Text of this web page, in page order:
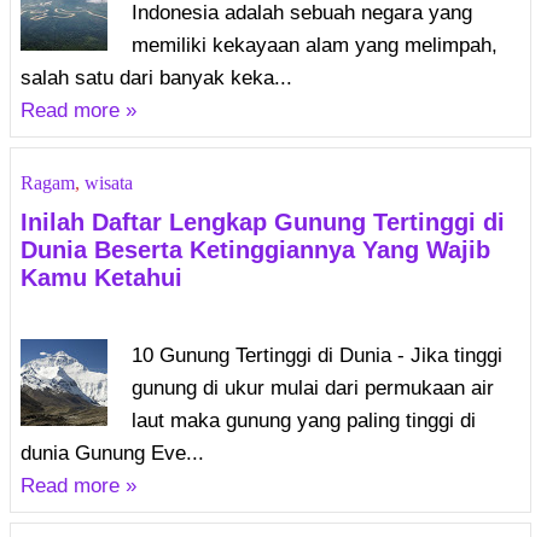
Indonesia adalah sebuah negara yang
memiliki kekayaan alam yang melimpah,
salah satu dari banyak keka...
Read more »
Ragam, wisata
Inilah Daftar Lengkap Gunung Tertinggi di
Dunia Beserta Ketinggiannya Yang Wajib
Kamu Ketahui
10 Gunung Tertinggi di Dunia - Jika tinggi
gunung di ukur mulai dari permukaan air
laut maka gunung yang paling tinggi di
dunia Gunung Eve...
Read more »